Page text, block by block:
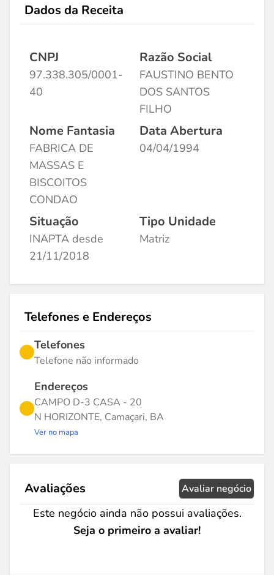
Dados da Receita
CNPJ
97.338.305/0001-
40
Razão Social
FAUSTINO BENTO
DOS SANTOS
FILHO
Nome Fantasia
FABRICA DE
MASSAS E
BISCOITOS
CONDAO
Data Abertura
04/04/1994
Situação
INAPTA desde
21/11/2018
Tipo Unidade
Matriz
Telefones e Endereços
Telefones
Telefone não informado
Endereços
CAMPO D-3 CASA - 20
N HORIZONTE, Camaçari, BA
Ver no mapa
Avaliações Avaliar negócio
Este negócio ainda não possui avaliações.
Seja o primeiro a avaliar!